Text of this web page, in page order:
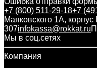
+7 (800) 511-29-18+7
Маяковского 1А,
307infokassa@rokkat.ru
Мы в соц.сетях
Компания